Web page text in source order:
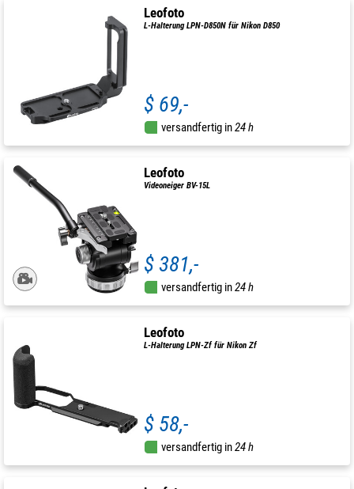
Leofoto
L-Halterung LPN-D850N für Nikon D850
$ 69,-
versandfertig in24 h
Leofoto
Videoneiger BV-15L
$ 381,-
versandfertig in24 h
Leofoto
L-Halterung LPN-Zf für Nikon Zf
$ 58,-
versandfertig in24 h